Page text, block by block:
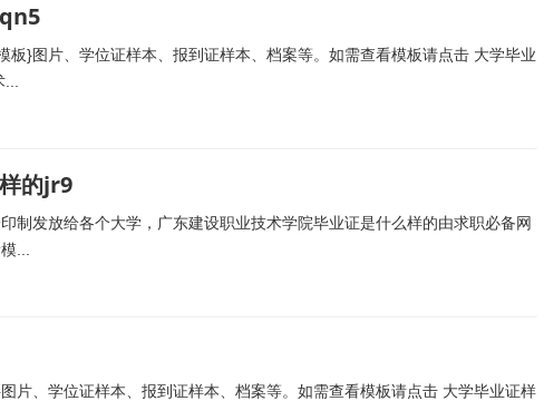
}图片、学位证样本、报到证样本、档案等。如需查看模板请点击 大学毕业
的jr9
制发放给各个大学，广东建设职业技术学院毕业证是什么样的由求职必备网
...
片、学位证样本、报到证样本、档案等。如需查看模板请点击 大学毕业证样